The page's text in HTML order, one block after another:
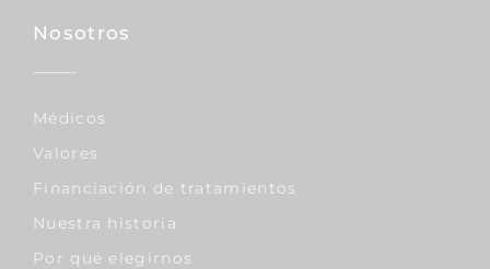
Nosotros
Médicos
Valores
Financiación de tratamientos
Nuestra historia
Por qué elegirnos